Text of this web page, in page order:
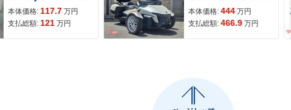
本体価格: 117.7 万円
支払総額: 121 万円
本体価格: 444 万円
支払総額: 466.9 万円